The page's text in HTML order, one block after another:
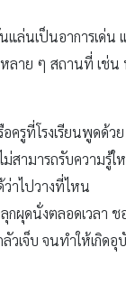
ล่นเป็นอาการเด่น
หลาย ๆ สถานที่ เช่
ครูที่โรงเรียนพูดด้
สามารถรับความรู้
ว่าไปวางที่ไหน
กผุดนั่งตลอดเวลา
เจ็บ จนทำให้เกิดอุ